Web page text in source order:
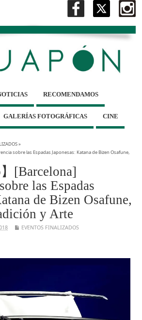
RECOMENDAMOS
GALERÍAS FOTOGRÁFICAS CINE
»
sobre las Espadas Japonesas: Katana de Bizen Osafune,
】[Barcelona]
las Espadas
de Bizen Osafune,
y Arte
EVENTOS FINALIZADOS